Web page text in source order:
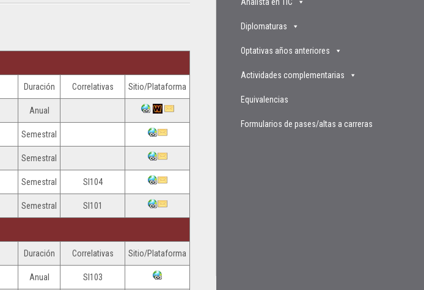
Duración Correlativas Sitio/Plataforma
Anual
Semestral
Semestral
Semestral SI104
Semestral SI101
Duración Correlativas Sitio/Plataforma
Anual SI103
Diplomaturas
Optativas años anteriores
Actividades complementarias
Equivalencias
Formularios de pases/altas a carreras